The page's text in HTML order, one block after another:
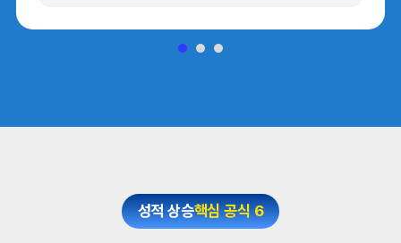
성적 상승핵심 공식 6